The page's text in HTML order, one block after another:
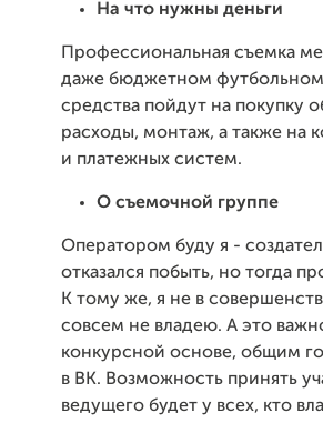
На что нужны деньги
Профессиональная съемка
даже бюджетном футбольном
средства пойдут на покупку
расходы, монтаж, а также на
и платежных систем.
О съемочной группе
Оператором буду я -
отказался побыть, но тогда
К тому же, я не в
совсем не владею. А это
конкурсной основе, общим
в ВК. Возможность принять
ведущего будет у всех, кто